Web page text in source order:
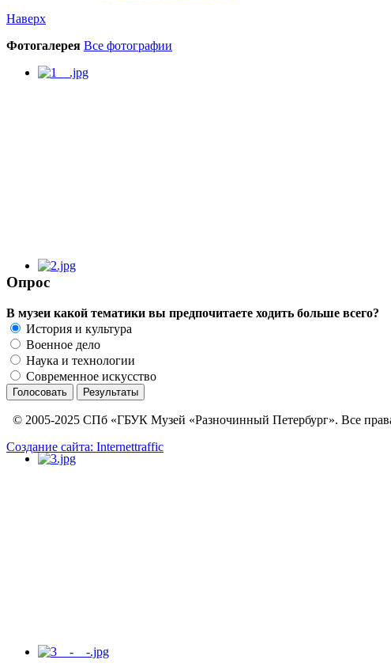
Наверх
Фотогалерея Все фотографии
Опрос
В музеи какой тематики вы предпочитаете ходить больше всего?
История и культура
Военное дело
Наука и технологии
Современное искусство
© 2005-2025 СПб «ГБУК Музей «Разночинный Петербург». Все
Создание сайта: Internettraffic